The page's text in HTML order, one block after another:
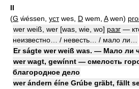
II
(G ẃéssen, устwes, D wem, Awen)
wer weiß, wer [was, wie, wo] разг —
неизвестно… / невесть… / мало ли…
Er ságte wer weiß was. — Мало ли
wer wagt, gewínnt — смелость
благородное дело
wer ándern éíne Grúbe gräbt, fällt